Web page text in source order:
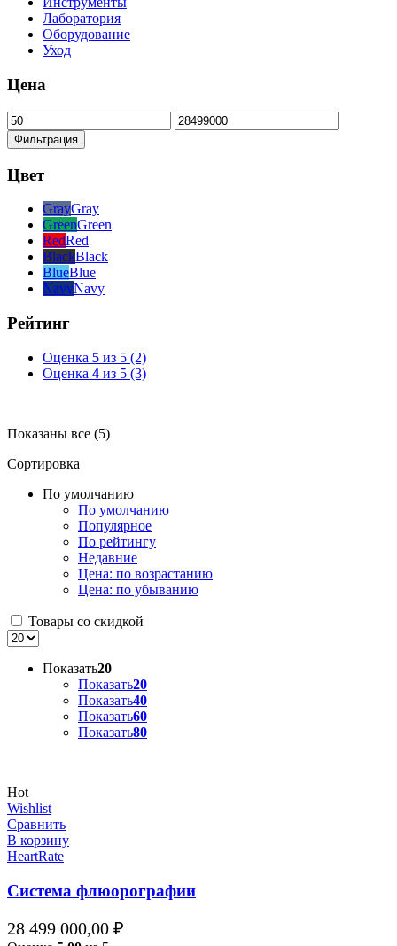
Лаборатория
Оборудование
Уход
Цена
Минимальная
цена
Максимальная
цена
Фильтрация
Цвет
GrayGray
GreenGreen
RedRed
BlackBlack
BlueBlue
NavyNavy
Рейтинг
Оценка 5 из 5 (2)
Оценка 4 из 5 (3)
Показаны все (5)
Сортировка
По умолчанию
По умолчанию
Популярное
По рейтингу
Недавние
Цена: по возрастанию
Цена: по убыванию
Товары со скидкой
Показать20
Показать20
Показать40
Показать60
Показать80
Hot
Wishlist
Сравнить
В корзину
HeartRate
Система флюорографии
28 499 000,00 ₽